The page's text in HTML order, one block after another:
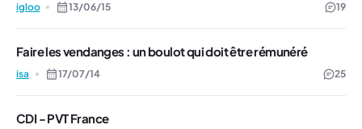
igloo 13/06/15 19
Faire les vendanges : un boulot qui doit être rémunéré
isa 17/07/14 25
CDI - PVT France